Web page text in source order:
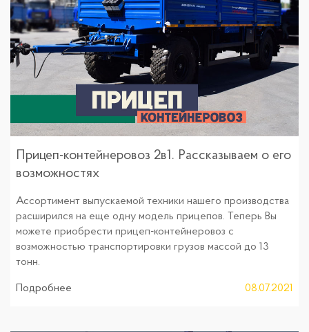
Прицеп-контейнеровоз 2в1. Рассказываем о его
возможностях
Ассортимент выпускаемой техники нашего производства
расширился на еще одну модель прицепов. Теперь Вы
можете приобрести прицеп-контейнеровоз с
возможностью транспортировки грузов массой до 13
тонн.
Подробнее 08.07.2021